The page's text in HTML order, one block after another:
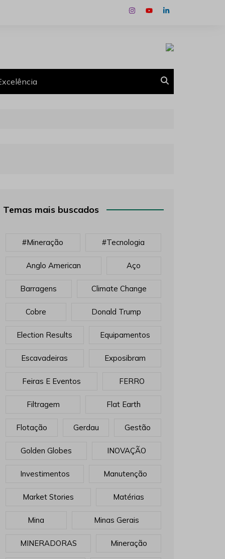
Temas mais buscados
#mineração #tecnologia
Anglo American Aço
Barragens Climate Change
Cobre Donald Trump
Election Results Equipamentos
Escavadeiras Exposibram
Feiras E Eventos FERRO
Filtragem Flat Earth
Flotação Gerdau Gestão
Golden Globes INOVAÇÃO
Investimentos Manutenção
Market Stories Matérias
Mina Minas Gerais
MINERADORAS Mineração